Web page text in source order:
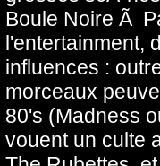
Boule Noire Ã
l'entertainment,
influences :
morceaux
80's (Madness
vouent un culte